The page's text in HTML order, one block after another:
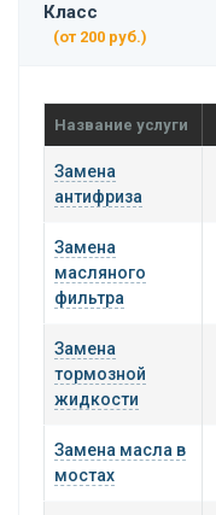
Класс
(от 200 руб.)
Название услуги
Замена
антифриза
Замена
масляного
фильтра
Замена
тормозной
жидкости
Замена масла в
мостах